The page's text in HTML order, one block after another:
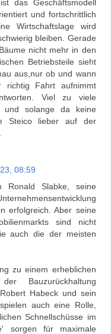
das Geschäftsmodell
und fortschrittlich
Wirtschaftslage wird
bleiben. Gerade
nicht mehr in den
Betriebsteile sieht
aus,nur ob und wann
richtig Fahrt aufnimmt
Viel zu viele
und solange da keine
Steico lieber auf der
08:59
Slabke, seine
erfolgreich. Aber seine
sind nicht
auch die der meisten
zu einem erheblichen
Bauzurückhaltung
Habeck und sein
auch eine Rolle,
Schnellschüsse im
sorgen für maximale